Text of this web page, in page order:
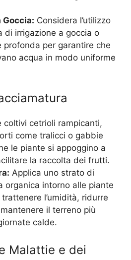
Goccia: Considera l’utilizzo
di irrigazione a goccia o
profonda per garantire che
acqua in modo uniforme
coltivi cetrioli rampicanti,
come tralicci o gabbie
le piante si appoggino a
la raccolta dei frutti.
Applica uno strato di
organica intorno alle piante
l’umidità, ridurre
il terreno più
calde.
Malattie e dei